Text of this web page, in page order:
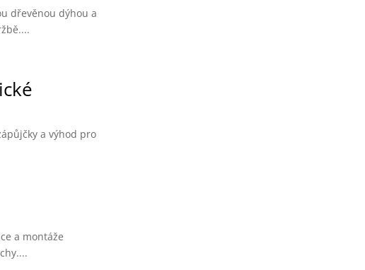
dřevěnou dýhou a
a výhod pro
a montáže